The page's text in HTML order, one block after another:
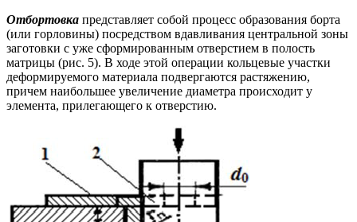
Отбортовка представляет собой процесс образования борта
(или горловины) посредством вдавливания центральной зоны
заготовки с уже сформированным отверстием в полость
матрицы (рис. 5). В ходе этой операции кольцевые участки
деформируемого материала подвергаются растяжению,
причем наибольшее увеличение диаметра происходит у
элемента, прилегающего к отверстию.